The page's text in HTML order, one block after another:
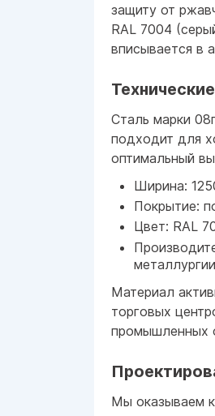
защиту от
RAL 7004
вписывается в
Сталь марки
подходит для
оптимальный
Ширина:
Покрытие:
Цвет: RAL
металлургии
Материал
торговых
промышленных
Мы оказываем